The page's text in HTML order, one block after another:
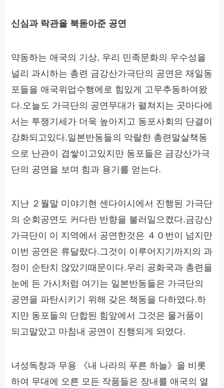
신심과 락관을 북돋아준 공연
약동하는 애국의 기상, 우리 민족문화의 우수성을
널리 과시하는 총련 금강산가극단의 공연은 재일동
포들을 애국위업수행에로 힘있게 고무추동하여왔
다.오늘도 가극단의 공연무대가 펼쳐지는 곳마다에
서는 투쟁기세가 더욱 높아지고 동포사회의 단결이
강화되고있다.일본반동들의 악랄한 총련말살책동
으로 난관이 겹쌓이고있지만 동포들은 금강산가극
단의 공연을 보며 힘과 용기를 얻는다.
지난 ２월말 미야기현 센다이시에서 진행된 가극단
의 순회공연도 커다란 반향을 불러일으켰다.금강산
가극단이 이 지역에서 공연한것은 ４０번이 넘지만
이번 공연은 류달랐다.그것이 이루어지기까지의 과
정이 순탄치 않았기때문이다.우리 공화국과 총련을
눈에 든 가시처럼 여기는 일본반동들은 가극단의
공연을 파탄시키기 위해 갖은 책동을 다하였다.하
지만 동포들의 단합된 힘앞에서 그것은 물거품이
되고말았고 마침내 공연이 진행되게 되였다.
녀성독창과 무용 《내 나라의 푸른 하늘》을 비롯
하여 무대에 오른 모든 작품들은 장내를 애국의 열